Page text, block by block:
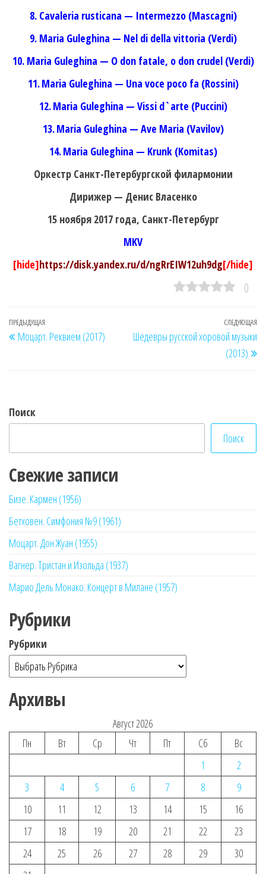
8. Cavaleria rusticana — Intermezzo (Mascagni)
9. Maria Guleghina — Nel di della vittoria (Verdi)
10. Maria Guleghina — O don fatale, o don crudel (Verdi)
11.Maria Guleghina — Una voce poco fa (Rossini)
12.Maria Guleghina — Vissi d`arte (Puccini)
13.Maria Guleghina — Ave Maria (Vavilov)
14.Maria Guleghina — Krunk (Komitas)
Оркестр Санкт-Петербургской филармонии
Дирижер — Денис Власенко
15 ноября 2017 года, Санкт-Петербург
MKV
[hide]https://disk.yandex.ru/d/ngRrEIW12uh9dg[/hide]
0
Навигация
по
Предыдущая
запись
ПРЕДЫДУЩАЯ
Моцарт. Реквием (2017)
СЛЕДУЮЩАЯ
Шедевры русской хоровой музыки
(2013)
Поиск
Поиск
Свежие записи
Бизе. Кармен (1956)
Бетховен. Симфония №9 (1961)
Моцарт. Дон Жуан (1955)
Вагнер. Тристан и Изольда (1937)
Марио Дель Монако. Концерт в Милане (1957)
Рубрики
Рубрики
Архивы
Август 2026
Пн
Вт Ср Чт Пт Сб
Вс
1
2
3
4 5 6 7 8
9
10
11 12 13 14 15
16
17
18 19 20 21 22
23
24
25 26 27 28 29
30